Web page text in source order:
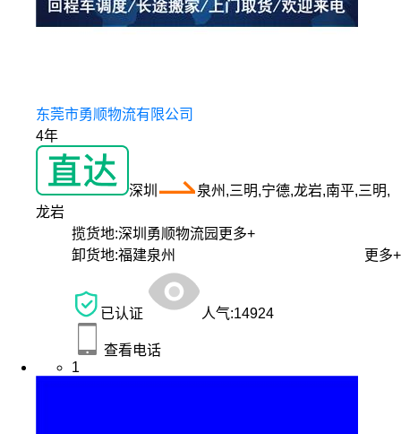
东莞市勇顺物流有限公司
4年
深圳
泉州,三明,宁德,龙岩,南平,三明,
龙岩
揽货地:深圳勇顺物流园 更多+
卸货地:福建泉州 更多+
已认证 人气:14924
查看电话
1